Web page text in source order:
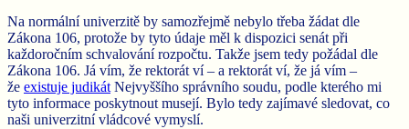
Na normální univerzitě by samozřejmě nebylo třeba žádat dle
Zákona 106, protože by tyto údaje měl k dispozici senát při
každoročním schvalování rozpočtu. Takže jsem tedy požádal dle
Zákona 106. Já vím, že rektorát ví – a rektorát ví, že já vím –
že existuje judikátNejvyššího správního soudu, podle kterého mi
tyto informace poskytnout musejí. Bylo tedy zajímavé sledovat, co
naši univerzitní vládcové vymyslí.